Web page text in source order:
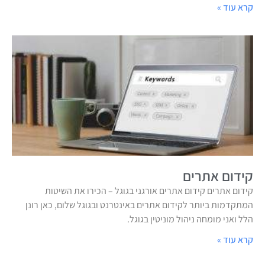
קרא עוד »
קידום אתרים
קידום אתרים קידום אתרים אורגני בגוגל – הכירו את השיטות
המתקדמות ביותר לקידום אתרים באינטרנט ובגוגל שלום, כאן רונן
הלל ואני מומחה ניהול מוניטין בגוגל.
קרא עוד »